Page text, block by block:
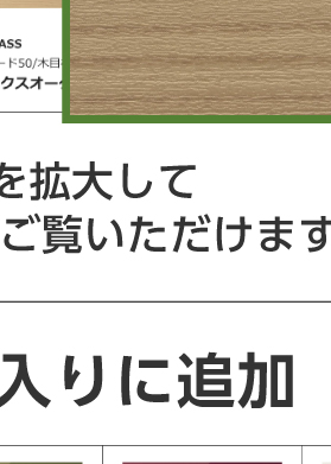
グレード2/メラミン
木目ライト[MC]